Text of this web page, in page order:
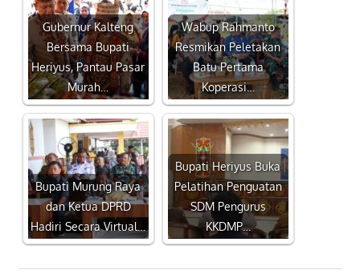
Gubernur Kalteng
Bersama Bupati
Heriyus, Pantau Pasar
Murah…
Wabup Rahmanto
Resmikan Peletakan
Batu Pertama
Koperasi…
Bupati Murung Raya
dan Ketua DPRD
Hadiri Secara Virtual…
Bupati Heriyus Buka
Pelatihan Penguatan
SDM Pengurus
KKDMP…